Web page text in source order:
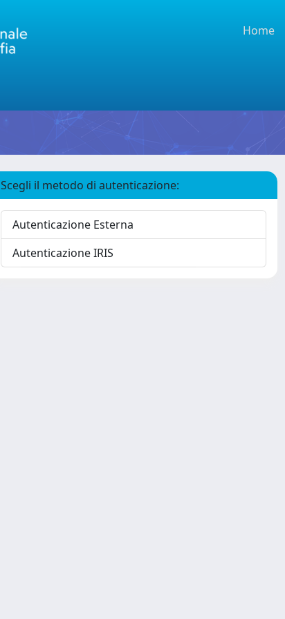
Home
Scegli il metodo di autenticazione:
Autenticazione Esterna
Autenticazione IRIS